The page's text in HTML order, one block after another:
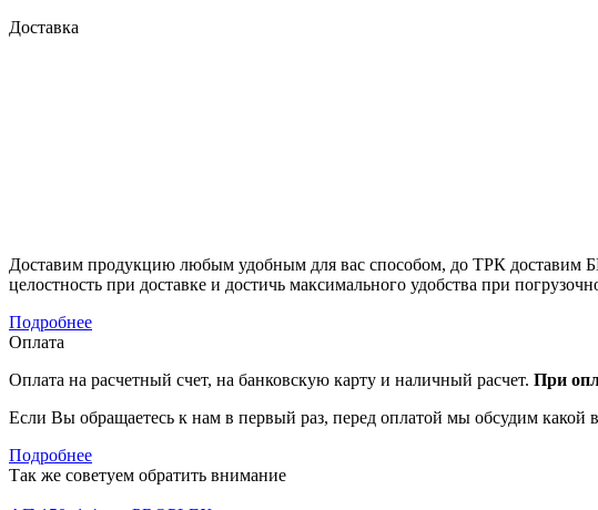
Доставка
Доставим продукцию любым удобным для вас способом, до ТРК доставим
целостность при доставке и достичь максимального удобства при
Подробнее
Оплата
Оплата на расчетный счет, на банковскую карту и наличный расчет. При
Если Вы обращаетесь к нам в первый раз, перед оплатой мы обсудим какой
Подробнее
Так же советуем обратить внимание